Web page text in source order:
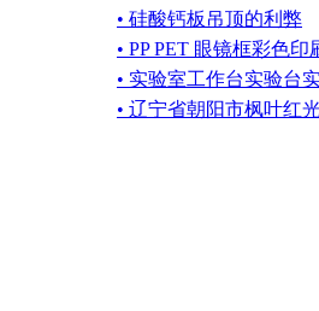
• 硅酸钙板吊顶的利弊
• PP PET 眼镜框彩色
• 实验室工作台实验台
• 辽宁省朝阳市枫叶红